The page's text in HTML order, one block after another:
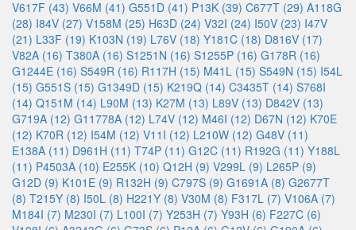
V617F (43) V66M (41) G551D (41) P13K (39) C677T (29) A118G
(28) I84V (27) V158M (25) H63D (24) V32I (24) I50V (23) I47V
(21) L33F (19) K103N (19) L76V (18) Y181C (18) D816V (17)
V82A (16) T380A (16) S1251N (16) S1255P (16) G178R (16)
G1244E (16) S549R (16) R117H (15) M41L (15) S549N (15) I54L
(15) G551S (15) G1349D (15) K219Q (14) C3435T (14) S768I
(14) Q151M (14) L90M (13) K27M (13) L89V (13) D842V (13)
G719A (12) G11778A (12) L74V (12) M46I (12) D67N (12) K70E
(12) K70R (12) I54M (12) V11I (12) L210W (12) G48V (11)
E138A (11) D961H (11) T74P (11) G12C (11) R192G (11) Y188L
(11) P4503A (10) E255K (10) Q12H (9) V299L (9) L265P (9)
G12D (9) K101E (9) R132H (9) C797S (9) G1691A (8) G2677T
(8) T215Y (8) I50L (8) H221Y (8) V30M (8) F317L (7) V106A (7)
M184I (7) M230I (7) L100I (7) Y253H (7) Y93H (6) F227C (6)